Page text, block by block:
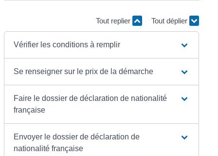
Tout replier Tout déplier
Vérifier les conditions à remplir
Se renseigner sur le prix de la démarche
Faire le dossier de déclaration de nationalité
française
Envoyer le dossier de déclaration de
nationalité française